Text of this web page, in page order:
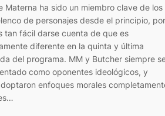
Materna ha sido un miembro clave de los
de personajes desde el principio, por
tan fácil darse cuenta de que es
diferente en la quinta y última
del programa. MM y Butcher siempre
como oponentes ideológicos, y
enfoques morales